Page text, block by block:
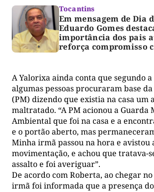
Tocantins
Em mensagem de Dia
Eduardo Gomes
importância dos pais
reforça compromisso
A Yalorixa ainda conta que segundo a
algumas pessoas procuraram base
(PM) dizendo que existia na casa um
maltratado. “A PM acionou a
Ambiental que foi na casa e a
e o portão aberto, mas
Minha irmã passou na hora e avistou
movimentação, e achou que tratava-
assalto e foi averiguar”.
De acordo com Roberta, ao chegar
irmã foi informada que a presença